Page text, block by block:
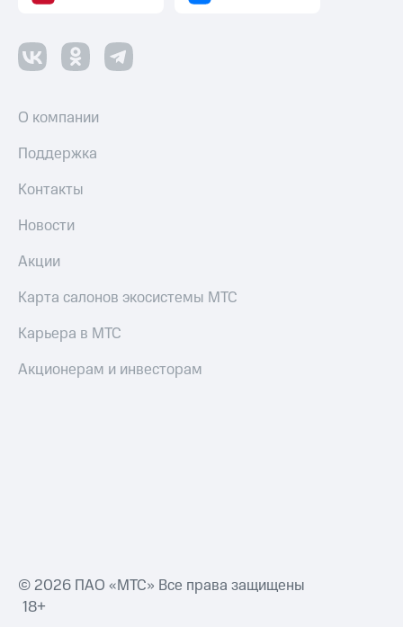
О компании
Поддержка
Контакты
Новости
Акции
Карта салонов экосистемы МТС
Карьера в МТС
Акционерам и инвесторам
© 2026 ПАО «МТС» Все права защищены
18+